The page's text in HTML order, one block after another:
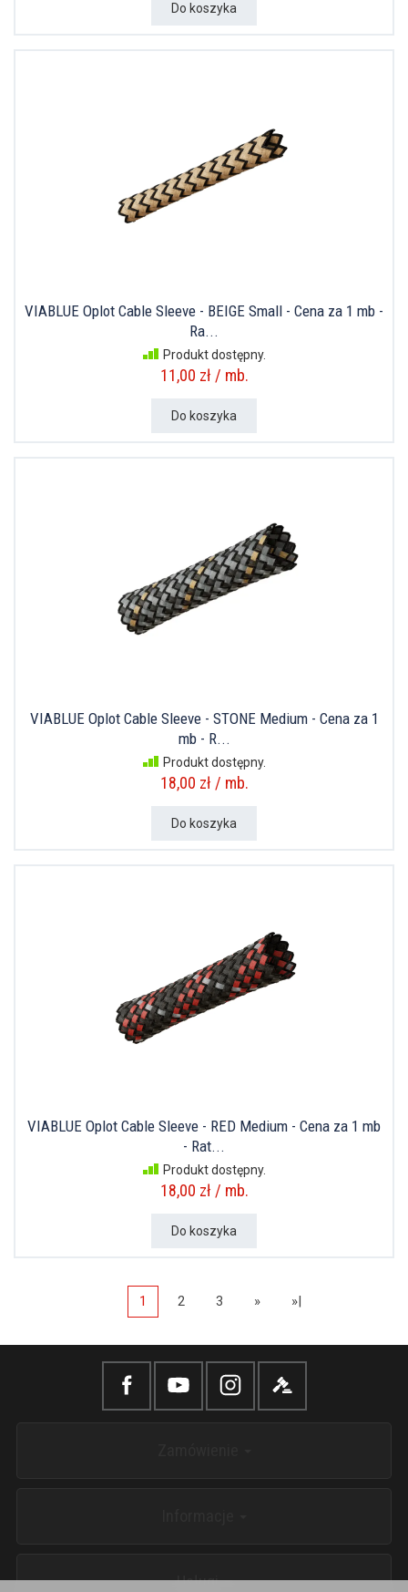
Do koszyka
VIABLUE Oplot Cable Sleeve - BEIGE Small - Cena za 1 mb -
Ra...
Produkt dostępny.
11,00 zł / mb.
Do koszyka
VIABLUE Oplot Cable Sleeve - STONE Medium - Cena za 1
mb - R...
Produkt dostępny.
18,00 zł / mb.
Do koszyka
VIABLUE Oplot Cable Sleeve - RED Medium - Cena za 1 mb
- Rat...
Produkt dostępny.
18,00 zł / mb.
Do koszyka
1 2 3 » »|
Usługi